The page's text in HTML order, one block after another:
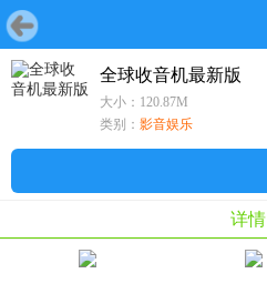
首页
首页 游戏 软件 鸿蒙
游戏
鸿蒙
软件
专题
全球收音机最新版
大小：120.87M
类别： 影音娱乐
详情